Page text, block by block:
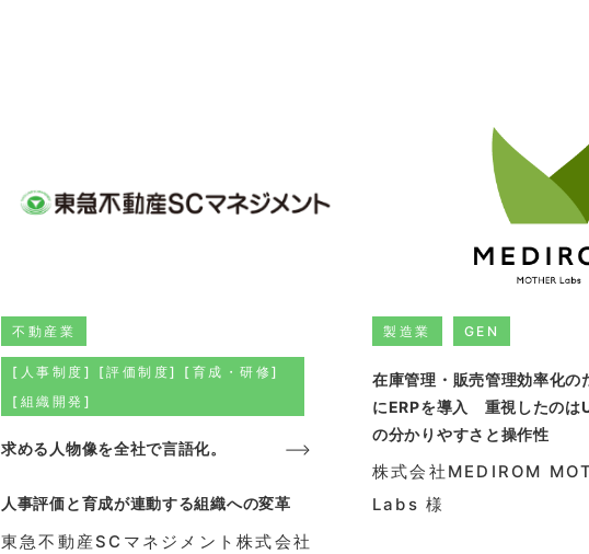
不動産業
[人事制度] [評価制度] [育成・研修]
[組織開発]
求める人物像を全社で言語化。
人事評価と育成が連動する組織への変革
東急不動産SCマネジメント株式会社
製造業 GEN
在庫管理・販売管理効率化の
にERPを導入 重視したのは
の分かりやすさと操作性
株式会社MEDIROM
Labs 様